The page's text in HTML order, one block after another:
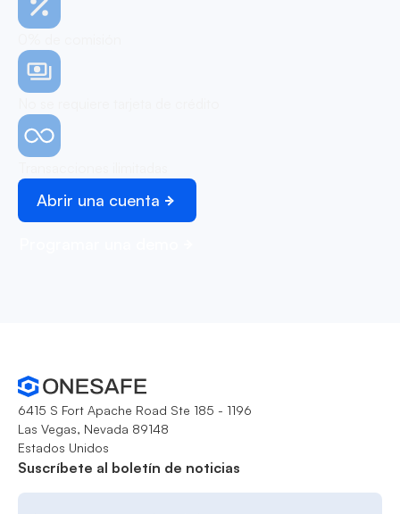
Abrir una cuenta
6415 S Fort Apache Road Ste 185 - 1196
Las Vegas, Nevada 89148
Estados Unidos
Suscríbete al boletín de noticias